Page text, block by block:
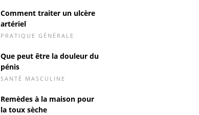
Comment traiter un ulcère
artériel
PRATIQUE GÉNÉRALE
Que peut être la douleur du
pénis
SANTÉ MASCULINE
Remèdes à la maison pour
la toux sèche